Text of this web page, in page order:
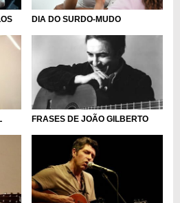
DIA DO SURDO-MUDO
FRASES DE JOÃO GILBERTO